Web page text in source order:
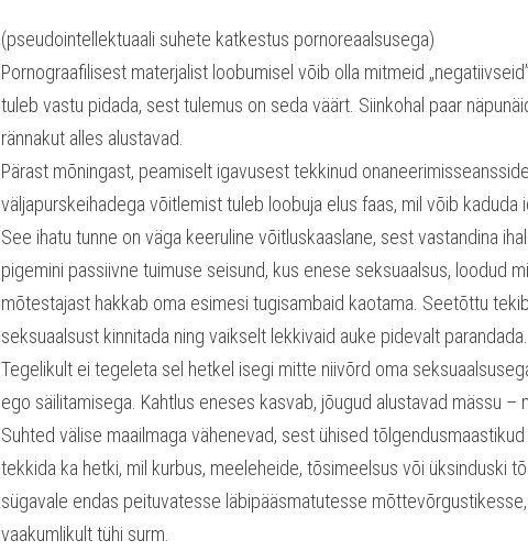
(pseudointellektuaali suhete katkestus pornoreaalsusega)
Pornograafilisest materjalist loobumisel võib olla mitmeid
tuleb vastu pidada, sest tulemus on seda väärt. Siinkohal paar
rännakut alles alustavad.
Pärast mõningast, peamiselt igavusest tekkinud
väljapurskeihadega võitlemist tuleb loobuja elus faas, mil võib kaduda
See ihatu tunne on väga keeruline võitluskaaslane, sest vastandina
pigemini passiivne tuimuse seisund, kus enese seksuaalsus, loodud
mõtestajast hakkab oma esimesi tugisambaid kaotama. Seetõttu
seksuaalsust kinnitada ning vaikselt lekkivaid auke pidevalt parandada.
Tegelikult ei tegeleta sel hetkel isegi mitte niivõrd oma
ego säilitamisega. Kahtlus eneses kasvab, jõugud alustavad mässu –
Suhted välise maailmaga vähenevad, sest ühised
tekkida ka hetki, mil kurbus, meeleheide, tõsimeelsus või üksinduski
sügavale endas peituvatesse läbipääsmatutesse
vaakumlikult tühi surm.